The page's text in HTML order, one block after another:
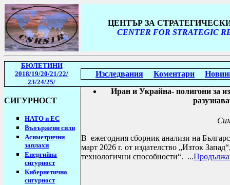
ЦЕНТЪР ЗА
CENTER FOR STRATEGIC
БЮЛЕТИНИ
2018/19/20/21/22/
23/24/25/
Изследвания Коментари
СИГУРНОСТ
НАТО и ЕС
Въоържени сили
Асиметрични
заплахи
Енергийна
сигурност
Кибернетична
сигурност
Иран и Украйна- полигони за
В ежегодния сборник анализи на
март 2026 г. от издателство „Изток
технологични способности“. ...